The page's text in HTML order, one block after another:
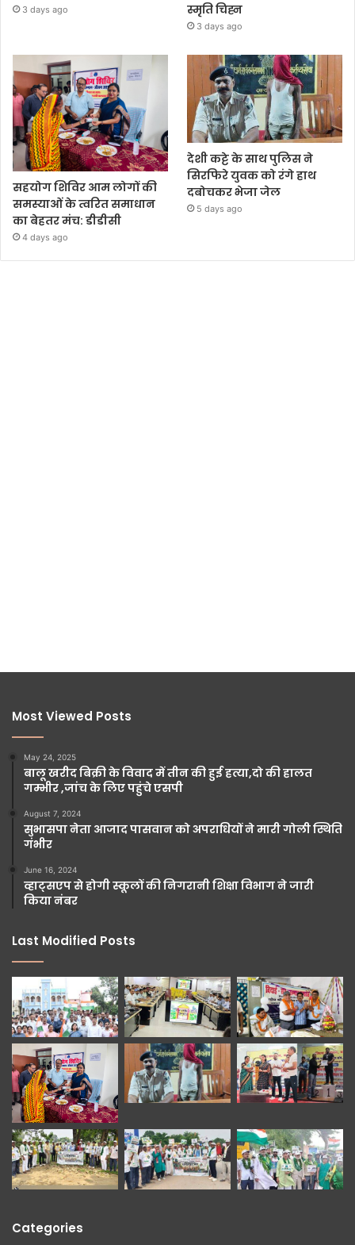
3 days ago
स्मृति चिह्न
3 days ago
सहयोग शिविर आम लोगों की
समस्याओं के त्वरित समाधान
का बेहतर मंच: डीडीसी
4 days ago
देशी कट्टे के साथ पुलिस ने
सिरफिरे युवक को रंगे हाथ
दबोचकर भेजा जेल
5 days ago
Most Viewed Posts
May 24, 2025
बालू खरीद बिक्री के विवाद में तीन की हुई हत्या,दो की हालत
गम्भीर ,जांच के लिए पहुंचे एसपी
August 7, 2024
सुभासपा नेता आजाद पासवान को अपराधियों ने मारी गोली स्थिति
गंभीर
June 16, 2024
व्हाट्सएप से होगी स्कूलों की निगरानी शिक्षा विभाग ने जारी
किया नंबर
Last Modified Posts
Categories